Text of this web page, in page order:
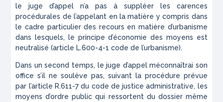
le juge d’appel n’a pas à suppléer les carences
procédurales de l’appelant en la matière y compris dans
le cadre particulier des recours en matière d’urbanisme
dans lesquels, le principe d’économie des moyens est
neutralisé (article L.600-4-1 code de l’urbanisme).
Dans un second temps, le juge d’appel méconnaîtrai son
office s’il ne soulève pas, suivant la procédure prévue
par l’article R.611-7 du code de justice administrative, les
moyens d’ordre public qui ressortent du dossier même